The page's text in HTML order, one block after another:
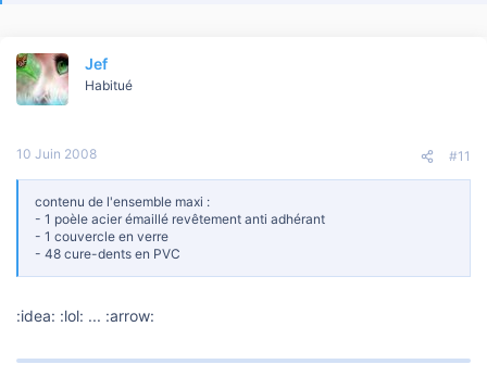
i
s
c
s
o
Jef
Habitué
10 Juin 2008 #11
contenu de l'ensemble maxi :
- 1 poèle acier émaillé revêtement anti adhérant
- 1 couvercle en verre
- 48 cure-dents en PVC
:idea: :lol: ... :arrow: